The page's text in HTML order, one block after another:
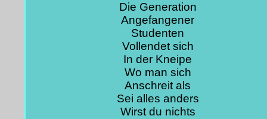
Die Generation
Angefangener
Studenten
Vollendet sich
In der Kneipe
Wo man sich
Anschreit als
Sei alles anders
Wirst du nichts